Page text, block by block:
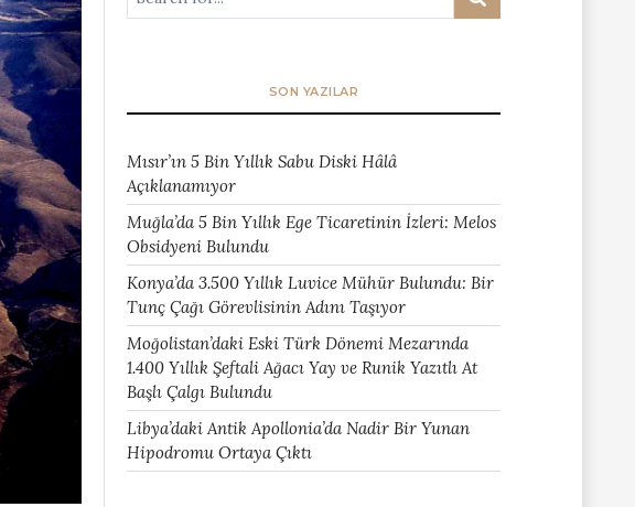
SON YAZILAR
Mısır’ın 5 Bin Yıllık Sabu Diski Hâlâ
Açıklanamıyor
Muğla’da 5 Bin Yıllık Ege Ticaretinin İzleri: Melos
Obsidyeni Bulundu
Konya’da 3.500 Yıllık Luvice Mühür Bulundu: Bir
Tunç Çağı Görevlisinin Adını Taşıyor
Moğolistan’daki Eski Türk Dönemi Mezarında
1.400 Yıllık Şeftali Ağacı Yay ve Runik Yazıtlı At
Başlı Çalgı Bulundu
Libya’daki Antik Apollonia’da Nadir Bir Yunan
Hipodromu Ortaya Çıktı